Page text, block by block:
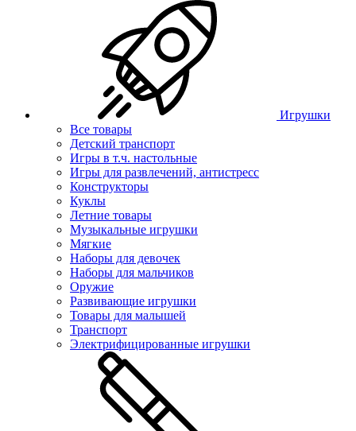
Игрушки
Все товары
Детский транспорт
Игры в т.ч. настольные
Игры для развлечений, антистресс
Конструкторы
Куклы
Летние товары
Музыкальные игрушки
Мягкие
Наборы для девочек
Наборы для мальчиков
Оружие
Развивающие игрушки
Товары для малышей
Транспорт
Электрифицированные игрушки